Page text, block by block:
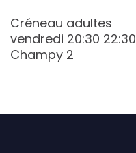
Créneau adultes
vendredi 20:30 22:30
Champy 2